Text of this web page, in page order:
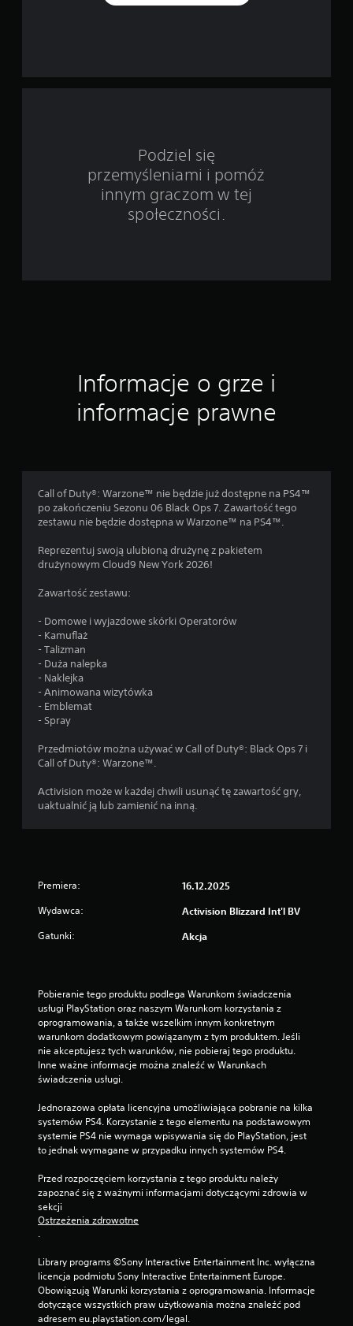
i
Podziel się
przemyśleniami i pomóż
innym graczom w tej
społeczności.
Informacje o grze i
informacje prawne
Call of Duty®: Warzone™ nie będzie już dostępne na PS4™
po zakończeniu Sezonu 06 Black Ops 7. Zawartość tego
zestawu nie będzie dostępna w Warzone™ na PS4™.
Reprezentuj swoją ulubioną drużynę z pakietem
drużynowym Cloud9 New York 2026!
Zawartość zestawu:
- Domowe i wyjazdowe skórki Operatorów
- Kamuflaż
- Talizman
- Duża nalepka
- Naklejka
- Animowana wizytówka
- Emblemat
- Spray
Przedmiotów można używać w Call of Duty®: Black Ops 7 i
Call of Duty®: Warzone™.
Activision może w każdej chwili usunąć tę zawartość gry,
uaktualnić ją lub zamienić na inną.
Premiera: 16.12.2025
Wydawca: Activision Blizzard Int'l BV
Gatunki: Akcja
Pobieranie tego produktu podlega Warunkom świadczenia
usługi PlayStation oraz naszym Warunkom korzystania z
oprogramowania, a także wszelkim innym konkretnym
warunkom dodatkowym powiązanym z tym produktem. Jeśli
nie akceptujesz tych warunków, nie pobieraj tego produktu.
Inne ważne informacje można znaleźć w Warunkach
świadczenia usługi.
Jednorazowa opłata licencyjna umożliwiająca pobranie na kilka
systemów PS4. Korzystanie z tego elementu na podstawowym
systemie PS4 nie wymaga wpisywania się do PlayStation, jest
to jednak wymagane w przypadku innych systemów PS4.
Przed rozpoczęciem korzystania z tego produktu należy
zapoznać się z ważnymi informacjami dotyczącymi zdrowia w
sekcji
Ostrzeżenia zdrowotne
.
Library programs ©Sony Interactive Entertainment Inc. wyłączna
licencja podmiotu Sony Interactive Entertainment Europe.
Obowiązują Warunki korzystania z oprogramowania. Informacje
dotyczące wszystkich praw użytkowania można znaleźć pod
adresem eu.playstation.com/legal.